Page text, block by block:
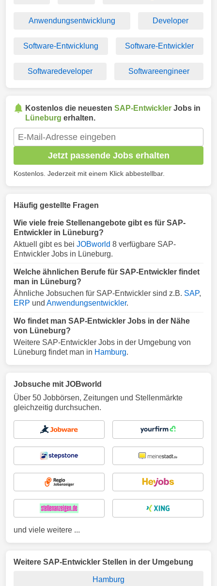
Anwendungsentwicklung Developer
Software-Entwicklung Software-Entwickler
Softwaredeveloper Softwareengineer
Kostenlos die neuesten SAP-Entwickler Jobs in
Lüneburg erhalten.
Jetzt passende Jobs erhalten
Kostenlos. Jederzeit mit einem Klick abbestellbar.
Häufig gestellte Fragen
Wie viele freie Stellenangebote gibt es für SAP-
Entwickler in Lüneburg?
Aktuell gibt es bei JOBworld 8 verfügbare SAP-
Entwickler Jobs in Lüneburg.
Welche ähnlichen Berufe für SAP-Entwickler findet
man in Lüneburg?
Ähnliche Jobsuchen für SAP-Entwickler sind z.B. SAP,
ERP und Anwendungsentwickler.
Wo findet man SAP-Entwickler Jobs in der Nähe
von Lüneburg?
Weitere SAP-Entwickler Jobs in der Umgebung von
Lüneburg findet man in Hamburg.
Jobsuche mit JOBworld
Über 50 Jobbörsen, Zeitungen und Stellenmärkte
gleichzeitig durchsuchen.
und viele weitere ...
Weitere SAP-Entwickler Stellen in der Umgebung
Hamburg